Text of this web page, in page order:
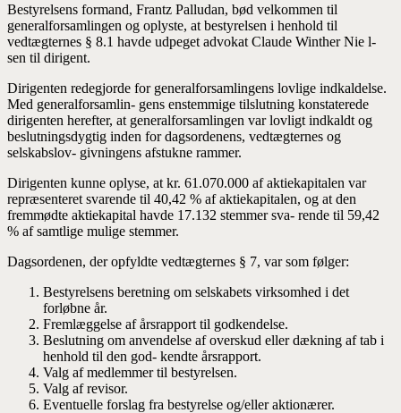
Bestyrelsens formand, Frantz Palludan, bød velkommen til
generalforsamlingen og oplyste, at bestyrelsen i henhold til
vedtægternes § 8.1 havde udpeget advokat Claude Winther Nie l-
sen til dirigent.
Dirigenten redegjorde for generalforsamlingens lovlige indkaldelse.
Med generalforsamlin- gens enstemmige tilslutning konstaterede
dirigenten herefter, at generalforsamlingen var lovligt indkaldt og
beslutningsdygtig inden for dagsordenens, vedtægternes og
selskabslov- givningens afstukne rammer.
Dirigenten kunne oplyse, at kr. 61.070.000 af aktiekapitalen var
repræsenteret svarende til 40,42 % af aktiekapitalen, og at den
fremmødte aktiekapital havde 17.132 stemmer sva- rende til 59,42
% af samtlige mulige stemmer.
Dagsordenen, der opfyldte vedtægternes § 7, var som følger:
Bestyrelsens beretning om selskabets virksomhed i det
forløbne år.
Fremlæggelse af årsrapport til godkendelse.
Beslutning om anvendelse af overskud eller dækning af tab i
henhold til den god- kendte årsrapport.
Valg af medlemmer til bestyrelsen.
Valg af revisor.
Eventuelle forslag fra bestyrelse og/eller aktionærer.